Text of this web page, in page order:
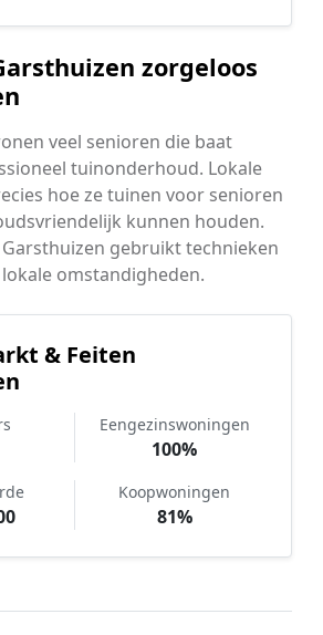
zorgeloos
veel senioren die baat
tuinonderhoud. Lokale
hoe ze tuinen voor senioren
kunnen houden.
gebruikt technieken
omstandigheden.
& Feiten
Eengezinswoningen
100%
Koopwoningen
81%